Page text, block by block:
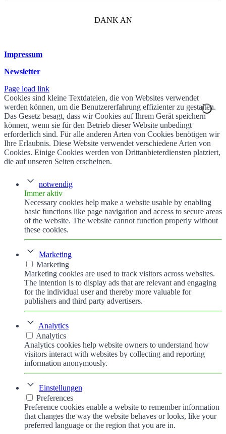
DANK AN
Impressum
Newsletter
Page load link
Cookies sind kleine Textdateien, die von Websites verwendet
werden können, um die Benutzererfahrung effizienter zu gestalten.
Das Gesetz besagt, dass wir Cookies auf Ihrem Gerät speichern
können, wenn sie für den Betrieb dieser Website unbedingt
erforderlich sind. Für alle anderen Arten von Cookies benötigen wir
Ihre Erlaubnis. Diese Website verwendet verschiedene Arten von
Cookies. Einige Cookies werden von Drittanbieterdiensten platziert,
die auf unseren Seiten erscheinen.
notwendig
Immer aktiv
Necessary cookies help make a website usable by enabling
basic functions like page navigation and access to secure areas
of the website. The website cannot function properly without
these cookies.
Marketing
Marketing
Marketing cookies are used to track visitors across websites.
The intention is to display ads that are relevant and engaging
for the individual user and thereby more valuable for
publishers and third party advertisers.
Analytics
Analytics
Analytics cookies help website owners to understand how
visitors interact with websites by collecting and reporting
information anonymously.
Einstellungen
Preferences
Preference cookies enable a website to remember information
that changes the way the website behaves or looks, like your
preferred language or the region that you are in.